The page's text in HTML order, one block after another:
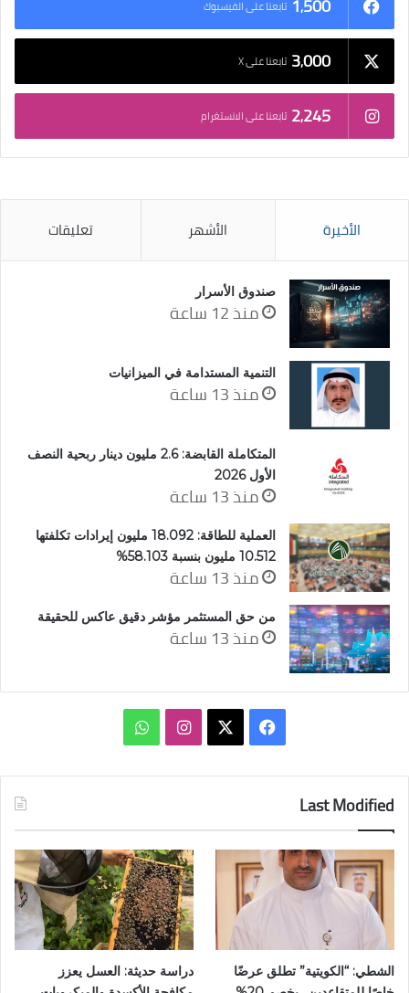
تابعنا على الفيسبوك
3٬000 تابعنا على X
2٬245 تابعنا على الانستغرام
الأخيرة الأشهر تعليقات
صندوق الأسرار
منذ 12 ساعة
التنمية المستدامة في الميزانيات
منذ 13 ساعة
المتكاملة القابضة: 2.6 مليون دينار ربحية النصف
الأول 2026
منذ 13 ساعة
العملية للطاقة: 18.092 مليون إيرادات تكلفتها
10.512 مليون بنسبة 58.103%
منذ 13 ساعة
من حق المستثمر مؤشر دقيق عاكس للحقيقة
منذ 13 ساعة
فيسبوك انستقرامواتساب
Last Modified
الشطي: “الكويتية” تطلق عرضًا
دراسة حديثة: العسل يعزز